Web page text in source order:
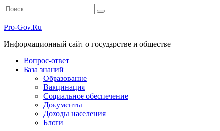
Перейти
к
содержанию
Search
for:
Pro-Gov.Ru
Информационный сайт о государстве и обществе
Вопрос-ответ
База знаний
Образование
Вакцинация
Социальное обеспечение
Документы
Доходы населения
Блоги